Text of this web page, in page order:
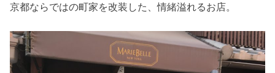
京都ならではの町家を改装した、情緒溢れるお店。